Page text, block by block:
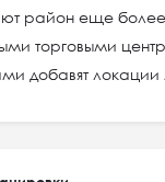
район еще более
торговыми
добавят